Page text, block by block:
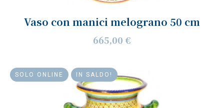
Vaso con manici melograno 50 cm
665,00 €
SOLO ONLINE IN SALDO!